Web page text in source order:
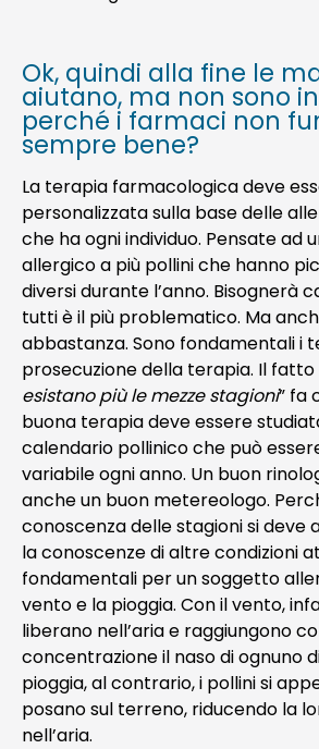
Ok, quindi alla fine le
aiutano, ma non sono
perché i farmaci non
sempre bene?
La terapia farmacologica deve
personalizzata sulla base delle
che ha ogni individuo. Pensate ad
allergico a più pollini che hanno
diversi durante l’anno. Bisognerà
tutti è il più problematico. Ma
abbastanza. Sono fondamentali i
prosecuzione della terapia. Il fatto
esistano più le mezze stagioni” fa
buona terapia deve essere
calendario pollinico che può
variabile ogni anno. Un buon
anche un buon metereologo.
conoscenza delle stagioni si deve
la conoscenze di altre condizioni
fondamentali per un soggetto
vento e la pioggia. Con il vento,
liberano nell’aria e raggiungono
concentrazione il naso di ognuno
pioggia, al contrario, i pollini si
posano sul terreno, riducendo la
nell’aria.